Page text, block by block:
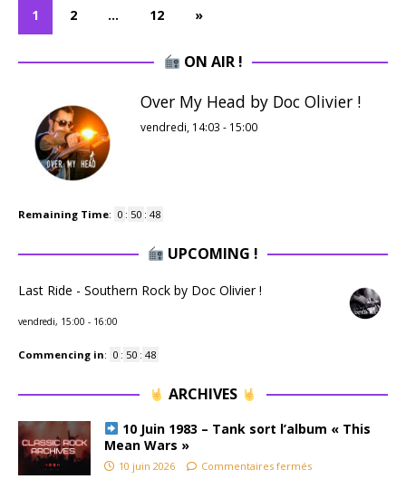
1 2 … 12 »
ON AIR !
Over My Head by Doc Olivier !
vendredi, 14:03 - 15:00
Remaining Time: 0 : 50 : 48
UPCOMING !
Last Ride - Southern Rock by Doc Olivier !
vendredi, 15:00 - 16:00
Commencing in: 0 : 50 : 48
ARCHIVES
10 Juin 1983 – Tank sort l’album « This
Mean Wars »
10 juin 2026 Commentaires fermés